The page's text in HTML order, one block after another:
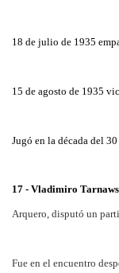
18 de julio de 1935
15 de agosto de 1935
Jugó en la década del
17 - Vladimiro
Arquero, disputó un
Fue en el encuentro